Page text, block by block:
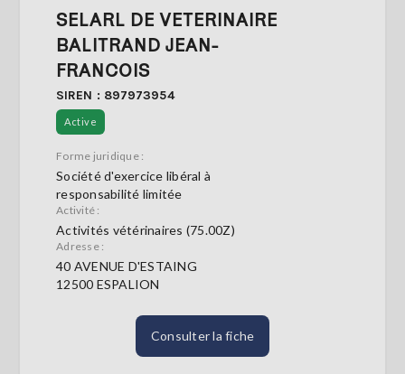
SELARL DE VETERINAIRE
BALITRAND JEAN-
FRANCOIS
SIREN : 897973954
Active
Forme juridique :
Société d'exercice libéral à
responsabilité limitée
Activité :
Activités vétérinaires (75.00Z)
Adresse :
40 AVENUE D'ESTAING
12500 ESPALION
Consulter la fiche